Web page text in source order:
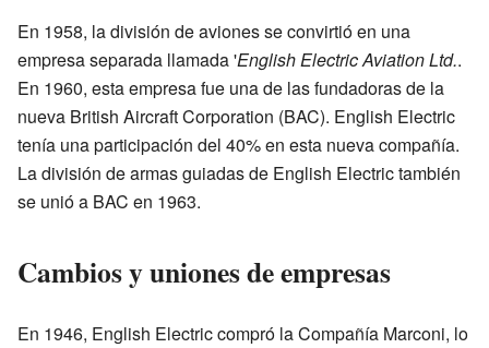
En 1958, la división de aviones se convirtió en una
empresa separada llamada 'English Electric Aviation Ltd..
En 1960, esta empresa fue una de las fundadoras de la
nueva British Aircraft Corporation (BAC). English Electric
tenía una participación del 40% en esta nueva compañía.
La división de armas guiadas de English Electric también
se unió a BAC en 1963.
Cambios y uniones de empresas
En 1946, English Electric compró la Compañía Marconi, lo